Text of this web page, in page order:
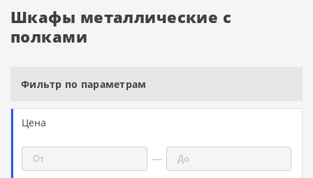
Шкафы металлические с
полками
Фильтр по параметрам
Цена
—